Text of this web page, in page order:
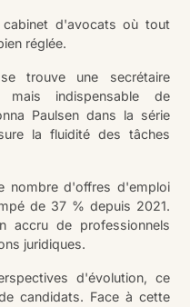
cabinet d'avocats où tout
réglée.
trouve une secrétaire
indispensable de
Paulsen dans la série
la fluidité des tâches
nombre d'offres d'emploi
de 37 % depuis 2021.
accru de professionnels
juridiques.
d'évolution, ce
candidats. Face à cette